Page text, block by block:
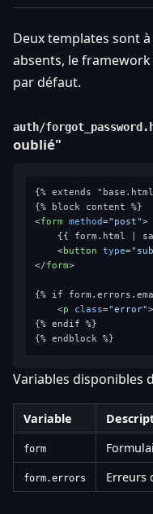
Deux templates sont
absents, le
par défaut.
auth/
oublié"
{% extends
<form method="post">
{{ form.html |
<button type=
</form>
{% if
<p class="error">
{% endif %}
Variables disponibles
Variable
form
form.errors Erreurs